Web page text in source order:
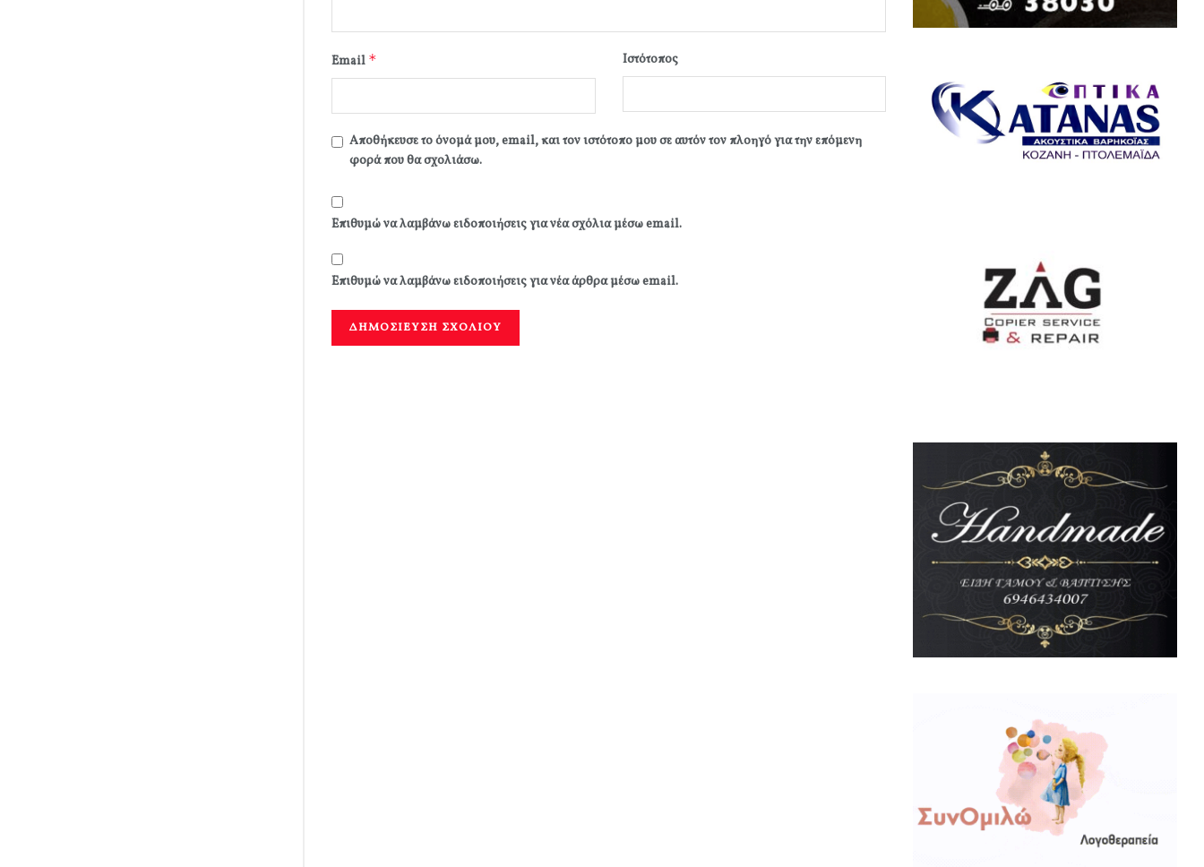
Email * Ιστότοπος
Αποθήκευσε το όνομά μου, email, και τον ιστότοπο μου σε αυτόν τον πλοηγό για την επόμενη
φορά που θα σχολιάσω.
Επιθυμώ να λαμβάνω ειδοποιήσεις για νέα σχόλια μέσω email.
Επιθυμώ να λαμβάνω ειδοποιήσεις για νέα άρθρα μέσω email.